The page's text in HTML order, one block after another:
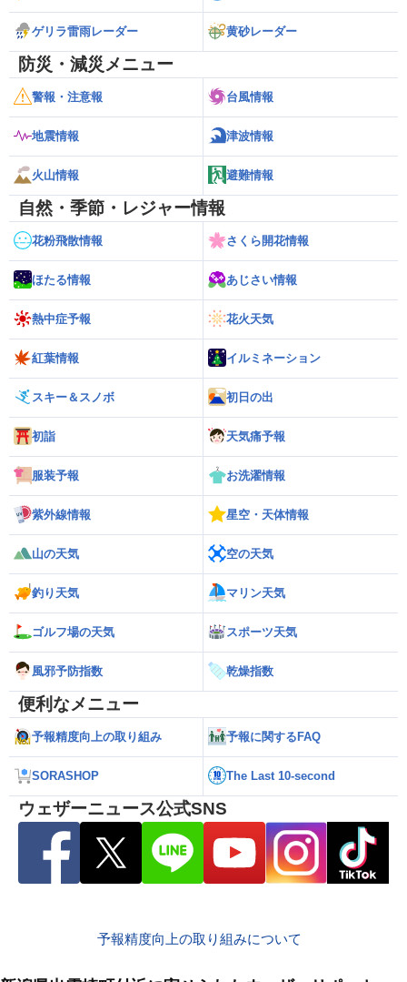
ゲリラ雷雨レーダー 黄砂レーダー
防災・減災メニュー
警報・注意報 台風情報
地震情報 津波情報
火山情報 避難情報
自然・季節・レジャー情報
花粉飛散情報 さくら開花情報
ほたる情報 あじさい情報
熱中症予報 花火天気
紅葉情報 イルミネーション
スキー＆スノボ 初日の出
初詣 天気痛予報
服装予報 お洗濯情報
紫外線情報 星空・天体情報
山の天気 空の天気
釣り天気 マリン天気
ゴルフ場の天気 スポーツ天気
風邪予防指数 乾燥指数
便利なメニュー
予報精度向上の取り組み 予報に関するFAQ
SORASHOP The Last 10-second
ウェザーニュース公式SNS
予報精度向上の取り組みについて